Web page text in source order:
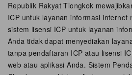
Republik Rakyat Tiongkok
ICP untuk layanan informasi internet
sistem lisensi ICP untuk layanan
Anda tidak dapat menyediakan
tanpa pendaftaran ICP atau lisensi
web atau aplikasi Anda. Sistem